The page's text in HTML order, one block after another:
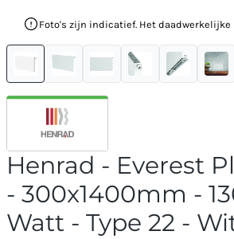
Foto's zijn indicatief. Het
Henrad - Everest
- 300x1400mm -
Watt - Type 22 -